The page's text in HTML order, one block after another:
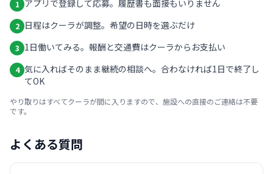
1 アプリで登録して応募。履歴書も面接もいりません
2 日程はクーラが調整。希望の日時を選ぶだけ
3 1日働いてみる。報酬と交通費はクーラからお支払い
4 気に入ればそのまま継続の相談へ。合わなければ1日で終了し
てOK
やり取りはすべてクーラが間に入りますので、施設への直接のご連絡は不要
です。
よくある質問